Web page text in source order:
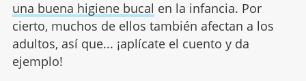
una buena higiene bucal en la infancia. Por
cierto, muchos de ellos también afectan a los
adultos, así que... ¡aplícate el cuento y da
ejemplo!